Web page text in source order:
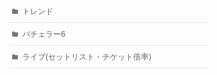
トレンド
バチェラー6
ライブ(セットリスト・チケット倍率)